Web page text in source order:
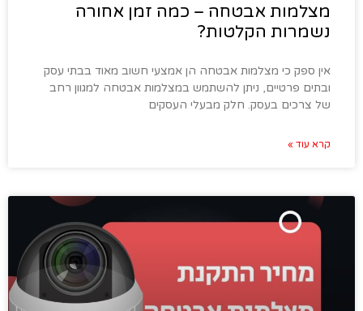
מצלמות אבטחה – כמה זמן אחורה
נשמרות הקלטות?
אין ספק כי מצלמות אבטחה הן אמצעי חשוב מאוד בבתי עסק
ובתים פרטיים, ניתן להשתמש במצלמות אבטחה למגוון רחב
של צרכים בעסק. חלק מבעלי העסקים
קרא עוד »